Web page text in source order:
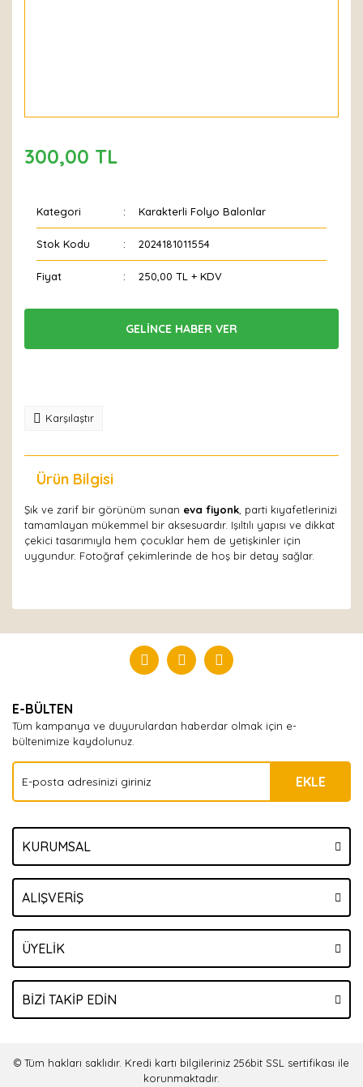
300,00 TL
Kategori Karakterli Folyo Balonlar
Stok Kodu 2024181011554
Fiyat 250,00 TL + KDV
GELİNCE HABER VER
Karşılaştır
Ürün Bilgisi
Şık ve zarif bir görünüm sunan eva fiyonk , parti kıyafetlerinizi
tamamlayan mükemmel bir aksesuardır. Işıltılı yapısı ve dikkat
çekici tasarımıyla hem çocuklar hem de yetişkinler için
uygundur. Fotoğraf çekimlerinde de hoş bir detay sağlar.
Yorum Yaz
E-BÜLTEN
Tüm kampanya ve duyurulardan haberdar olmak için e-
bültenimize kaydolunuz.
EKLE
KURUMSAL
ALIŞVERİŞ
ÜYELİK
BİZİ TAKİP EDİN
© Tüm hakları saklıdır. Kredi kartı bilgileriniz 256bit SSL sertifikası ile
korunmaktadır.